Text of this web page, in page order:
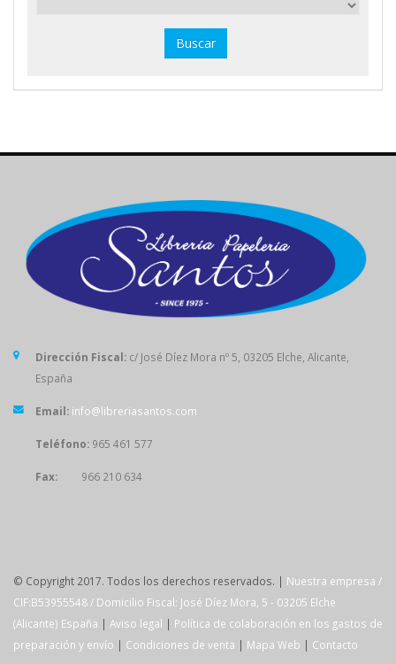
Dirección Fiscal: c/ José Díez Mora nº 5, 03205 Elche, Alicante,
España
Email: info@libreriasantos.com
Teléfono: 965 461 577
Fax: 966 210 634
© Copyright 2017. Todos los derechos reservados. | Nuestra empresa /
CIF:B53955548 / Domicilio Fiscal: José Díez Mora, 5 - 03205 Elche
(Alicante) España | Aviso legal | Política de colaboración en los gastos de
preparación y envío | Condiciones de venta | Mapa Web | Contacto